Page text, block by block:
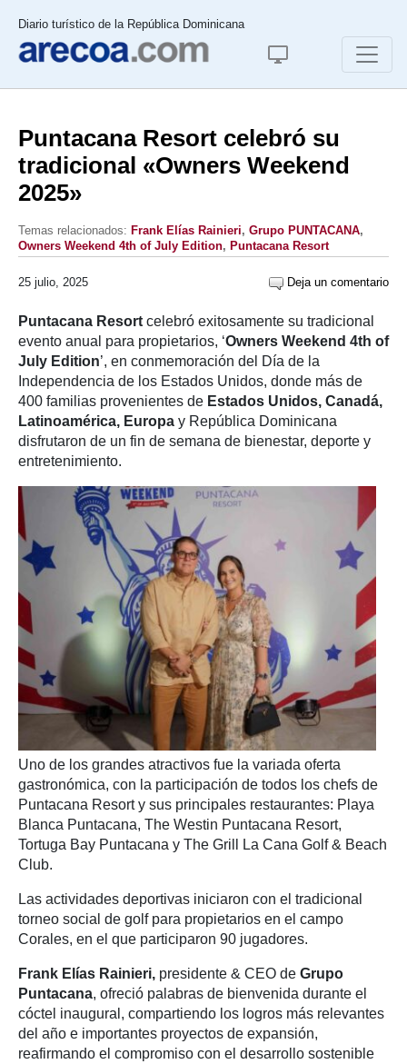
Diario turístico de la República Dominicana
Puntacana Resort celebró su
tradicional «Owners Weekend
2025»
Temas relacionados: Frank Elías Rainieri, Grupo PUNTACANA,
Owners Weekend 4th of July Edition, Puntacana Resort
25 julio, 2025 Deja un comentario
Puntacana Resort celebró exitosamente su tradicional
evento anual para propietarios, ‘Owners Weekend 4th of
July Edition’, en conmemoración del Día de la
Independencia de los Estados Unidos, donde más de
400 familias provenientes de Estados Unidos, Canadá,
Latinoamérica, Europa y República Dominicana
disfrutaron de un fin de semana de bienestar, deporte y
entretenimiento.
Uno de los grandes atractivos fue la variada oferta
gastronómica, con la participación de todos los chefs de
Puntacana Resort y sus principales restaurantes: Playa
Blanca Puntacana, The Westin Puntacana Resort,
Tortuga Bay Puntacana y The Grill La Cana Golf & Beach
Club.
Las actividades deportivas iniciaron con el tradicional
torneo social de golf para propietarios en el campo
Corales, en el que participaron 90 jugadores.
Frank Elías Rainieri, presidente & CEO de Grupo
Puntacana, ofreció palabras de bienvenida durante el
cóctel inaugural, compartiendo los logros más relevantes
del año e importantes proyectos de expansión,
reafirmando el compromiso con el desarrollo sostenible